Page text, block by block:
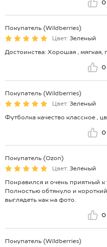
0
Покупатель (Wildberries)
Цвет: Зеленый
Достоинства: Хорошая , мягкая,
0
Покупатель (Wildberries)
Цвет: Зеленый
Футболка качество классное ,
0
Покупатель (Ozon)
Цвет: Зеленый
Понравился и очень приятный к
Полностью обтянуло и
выглядеть как на фото.
0
Покупатель (Wildberries)